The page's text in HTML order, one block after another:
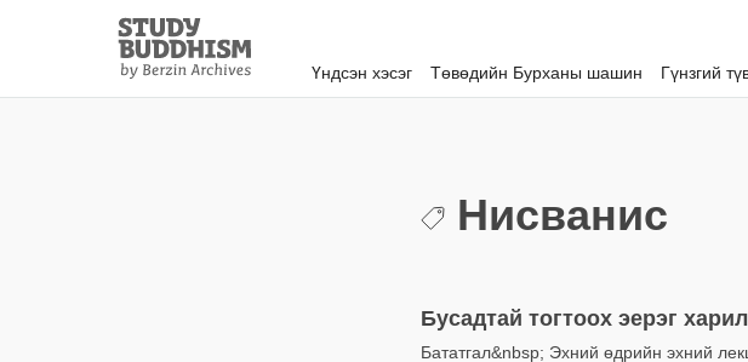
Study
Buddhism
Home
Үндсэн хэсэг Төвөдийн Бурханы шашин Гүнзгий
Нисванис
Бусадтай тогтоох эерэг
Бататгал&nbsp; Эхний өдрийн эхний